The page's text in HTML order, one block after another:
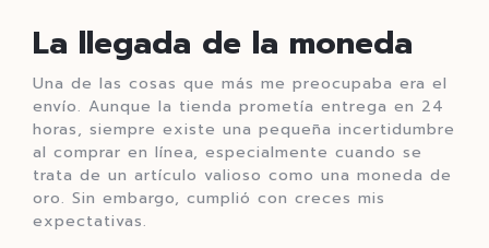
La llegada de la moneda
Una de las cosas que más me preocupaba era el
envío. Aunque la tienda prometía entrega en 24
horas, siempre existe una pequeña incertidumbre
al comprar en línea, especialmente cuando se
trata de un artículo valioso como una moneda de
oro. Sin embargo, cumplió con creces mis
expectativas.